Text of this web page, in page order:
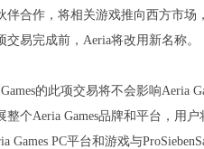
伴合作，将相关游戏推向西方市场
交易完成前，Aeria将改用新名称。
的此项交易将不会影响Aeria
整个Aeria Games品牌和平台，用
Games PC平台和游戏与